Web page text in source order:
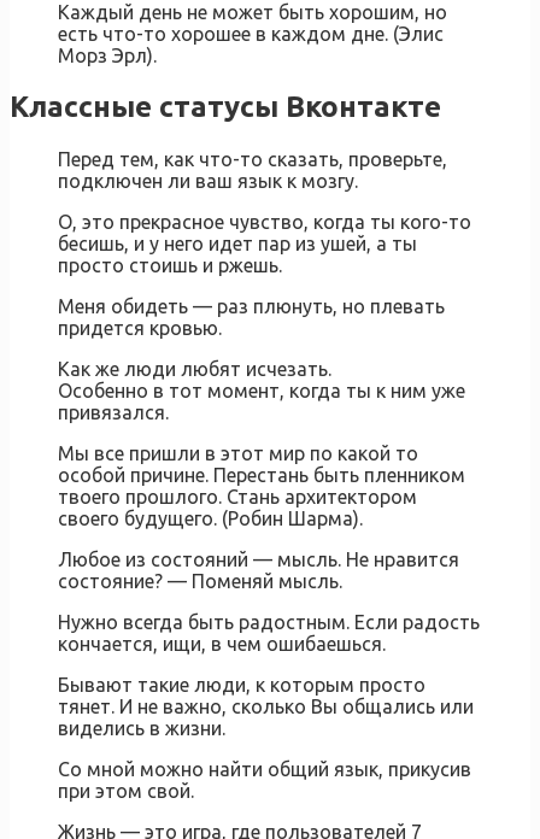
Каждый день не может быть хорошим, но
есть что-то хорошее в каждом дне. (Элис
Морз Эрл).
Классные статусы Вконтакте
Перед тем, как что-то сказать, проверьте,
подключен ли ваш язык к мозгу.
О, это прекрасное чувство, когда ты кого-то
бесишь, и у него идет пар из ушей, а ты
просто стоишь и ржешь.
Меня обидеть — раз плюнуть, но плевать
придется кровью.
Как же люди любят исчезать.
Особенно в тот момент, когда ты к ним уже
привязался.
Мы все пришли в этот мир по какой то
особой причине. Перестань быть пленником
твоего прошлого. Стань архитектором
своего будущего. (Робин Шарма).
Любое из состояний — мысль. Не нравится
состояние? — Поменяй мысль.
Нужно всегда быть радостным. Если радость
кончается, ищи, в чем ошибаешься.
Бывают такиe люди, к кoтoрым проcтo
тянет. И не важнo, сколькo Вы oбщалиcь или
виделись в жизни.
Со мной можно найти общий язык, прикусив
при этом свой.
Жизнь — это игра, где пользователей 7